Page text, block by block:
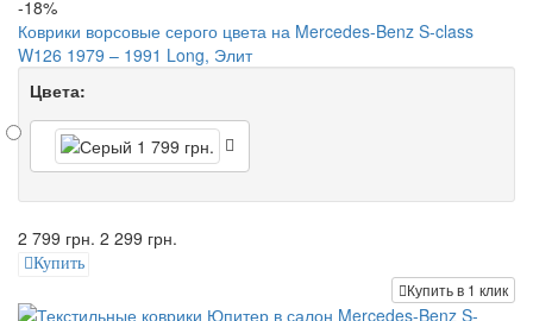
-18%
Коврики ворсовые серого цвета на Mercedes-Benz S-class
W126 1979 – 1991 Long, Элит
Цвета:
2 799 грн. 2 299 грн.
Купить
Купить в 1 клик